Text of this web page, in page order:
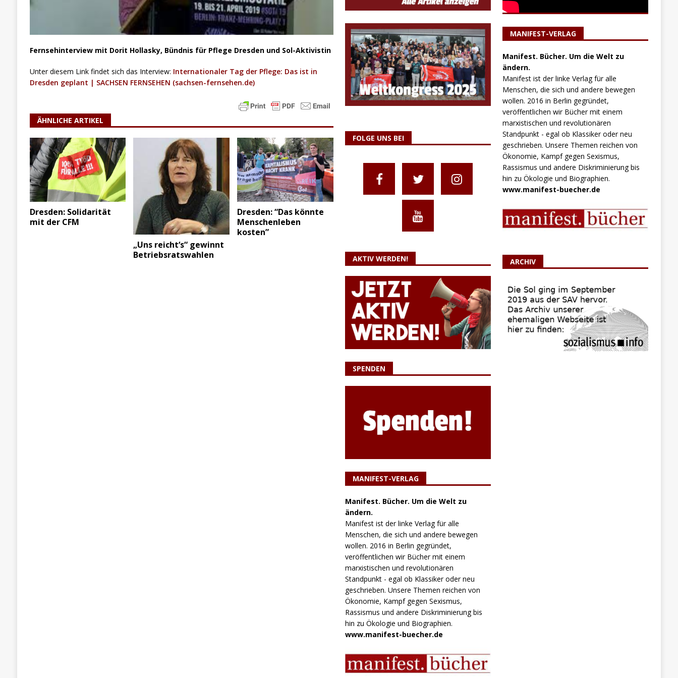
Fernsehinterview mit Dorit Hollasky, Bündnis für Pflege Dresden und Sol-Aktivistin
Unter diesem Link findet sich das Interview: Internationaler Tag der Pflege: Das ist in
Dresden geplant | SACHSEN FERNSEHEN (sachsen-fernsehen.de)
ÄHNLICHE ARTIKEL
Dresden: Solidarität
mit der CFM
„Uns reicht‘s“ gewinnt
Betriebsratswahlen
Dresden: “Das könnte
Menschenleben
kosten”
FOLGE UNS BEI
AKTIV WERDEN!
SPENDEN
MANIFEST-VERLAG
Manifest. Bücher. Um die Welt zu
ändern.
Manifest ist der linke Verlag für alle
Menschen, die sich und andere bewegen
wollen. 2016 in Berlin gegründet,
veröffentlichen wir Bücher mit einem
marxistischen und revolutionären
Standpunkt - egal ob Klassiker oder neu
geschrieben. Unsere Themen reichen von
Ökonomie, Kampf gegen Sexismus,
Rassismus und andere Diskriminierung bis
hin zu Ökologie und Biographien.
www.manifest-buecher.de
MANIFEST-VERLAG
Manifest. Bücher. Um die Welt zu
ändern.
Manifest ist der linke Verlag für alle
Menschen, die sich und andere bewegen
wollen. 2016 in Berlin gegründet,
veröffentlichen wir Bücher mit einem
marxistischen und revolutionären
Standpunkt - egal ob Klassiker oder neu
geschrieben. Unsere Themen reichen von
Ökonomie, Kampf gegen Sexismus,
Rassismus und andere Diskriminierung bis
hin zu Ökologie und Biographien.
www.manifest-buecher.de
ARCHIV